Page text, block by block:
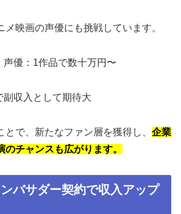
メ映画の声優にも挑戦しています。
声優：1作品で数十万円〜
副収入として期待大
で、新たなファン層を獲得し、 企業
チャンスも広がります。
バサダー契約で収入アップ